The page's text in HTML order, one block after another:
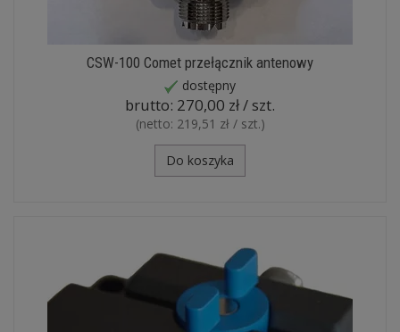
CSW-100 Comet przełącznik antenowy
dostępny
brutto: 270,00 zł / szt.
(netto: 219,51 zł / szt.)
Do koszyka